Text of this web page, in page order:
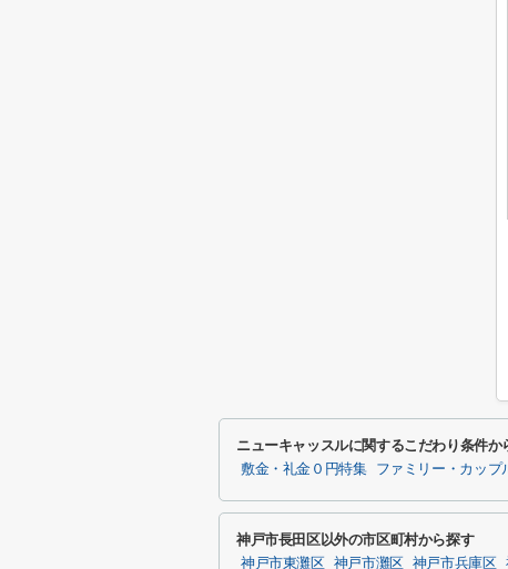
ニューキャッスルに関するこだわり条件か
敷金・礼金０円特集 ファミリー・カップ
神戸市長田区以外の市区町村から探す
神戸市東灘区 神戸市灘区 神戸市兵庫区